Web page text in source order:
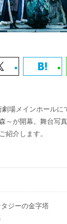
場メインホールに
～が開幕。舞台写
紹介します。
ジーの金字塔